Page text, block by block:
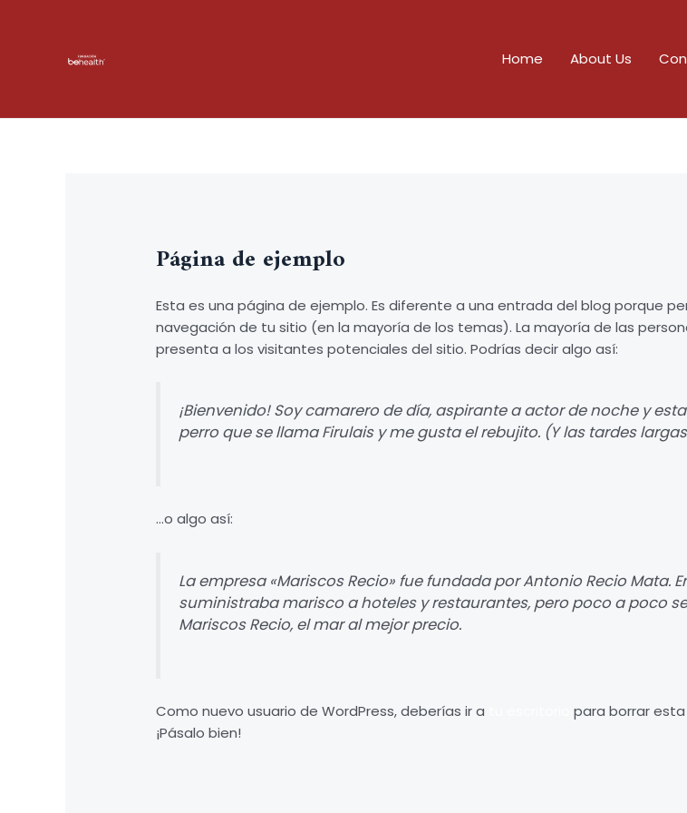
Home About Us
Página de ejemplo
Esta es una página de ejemplo. Es diferente a una entrada del blog porque
navegación de tu sitio (en la mayoría de los temas). La mayoría de las
presenta a los visitantes potenciales del sitio. Podrías decir algo así:
¡Bienvenido! Soy camarero de día, aspirante a actor de noche y
perro que se llama Firulais y me gusta el rebujito. (Y las tardes
…o algo así:
La empresa «Mariscos Recio» fue fundada por Antonio Recio
suministraba marisco a hoteles y restaurantes, pero poco a poco
Mariscos Recio, el mar al mejor precio.
Como nuevo usuario de WordPress, deberías ir a
para borrar
¡Pásalo bien!